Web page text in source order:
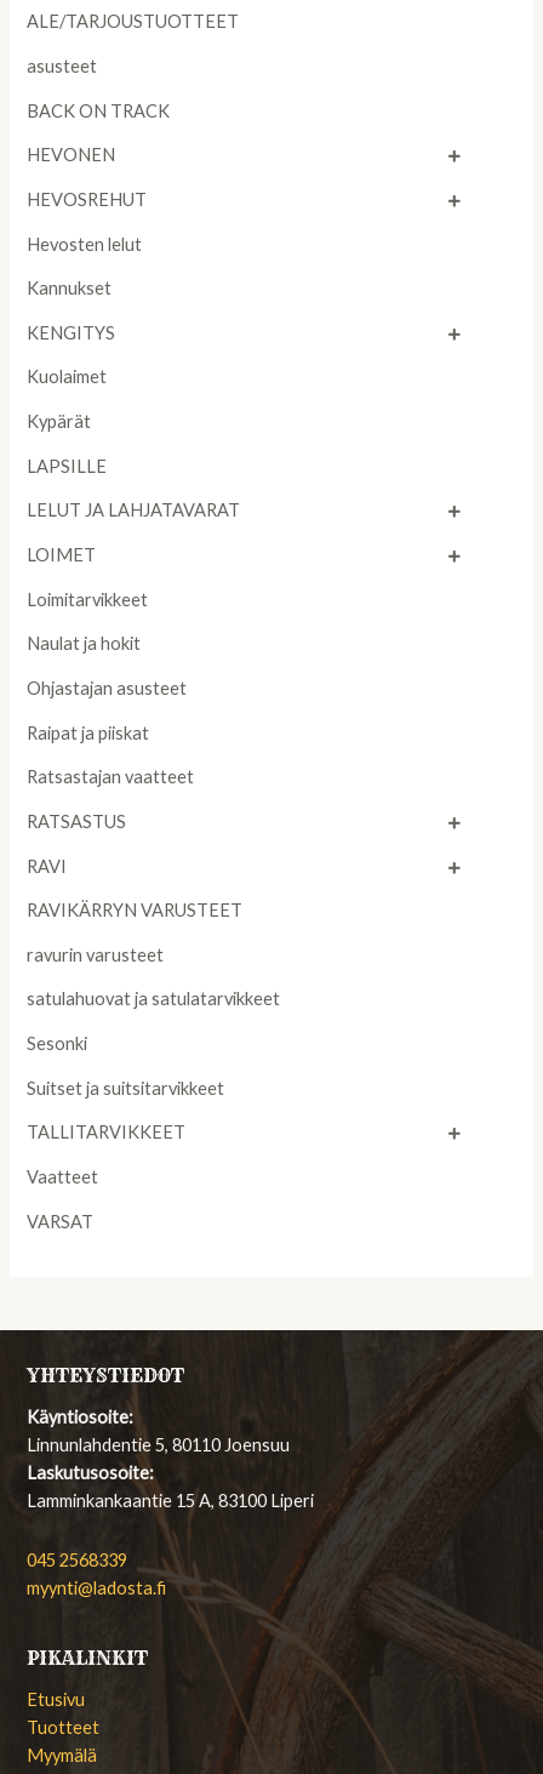
ALE/TARJOUSTUOTTEET
asusteet
BACK ON TRACK
HEVONEN
HEVOSREHUT
Hevosten lelut
Kannukset
KENGITYS
Kuolaimet
Kypärät
LAPSILLE
LELUT JA LAHJATAVARAT
LOIMET
Loimitarvikkeet
Naulat ja hokit
Ohjastajan asusteet
Raipat ja piiskat
Ratsastajan vaatteet
RATSASTUS
RAVI
RAVIKÄRRYN VARUSTEET
ravurin varusteet
satulahuovat ja satulatarvikkeet
Sesonki
Suitset ja suitsitarvikkeet
TALLITARVIKKEET
Vaatteet
VARSAT
YHTEYSTIEDOT
Käyntiosoite:
Linnunlahdentie 5, 80110 Joensuu
Laskutusosoite:
Lamminkankaantie 15 A, 83100 Liperi
045 2568339
myynti@ladosta.fi
PIKALINKIT
Etusivu
Tuotteet
Myymälä